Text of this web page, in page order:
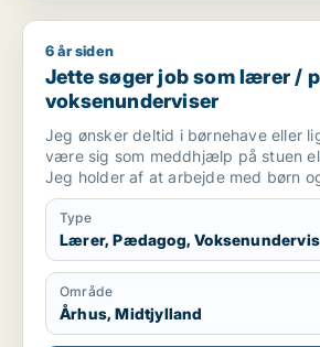
Jette søger job som lærer / pædagog
6 år siden
Jette søger job som lærer /
voksenunderviser
Jeg ønsker deltid i børnehave eller
være sig som meddhjælp på stuen
Jeg holder af at arbejde med børn
og social interaktion. Og at indgå i
omkring at skabe optimalt miljø for
personale. Også praktiske præcise
det godt med.
Type
Lærer, Pædagog,
Område
Århus, Midtjylland